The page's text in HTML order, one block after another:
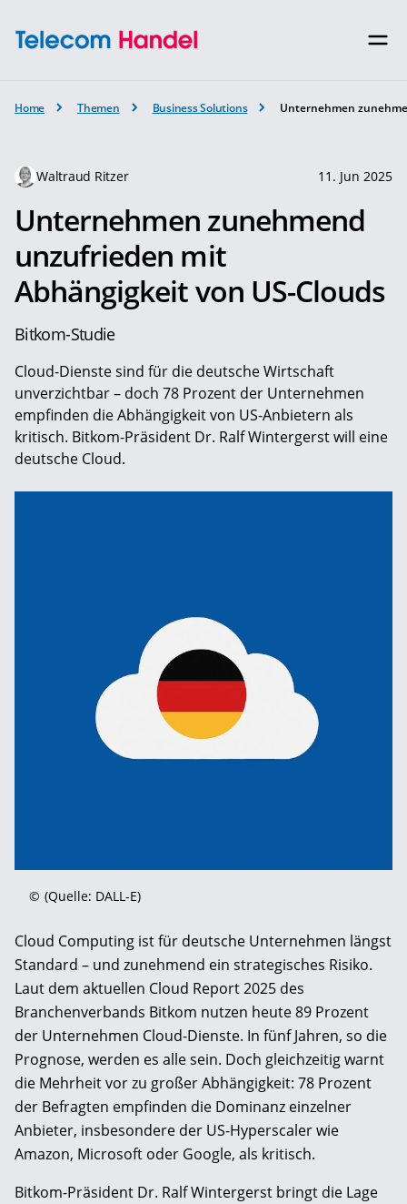
Home Themen Business Solutions Unternehmen
Waltraud Ritzer 11. Jun 2025
Unternehmen zunehmend
unzufrieden mit
Abhängigkeit von US-Clouds
Bitkom-Studie
Cloud-Dienste sind für die deutsche Wirtschaft
unverzichtbar – doch 78 Prozent der Unternehmen
empfinden die Abhängigkeit von US-Anbietern als
kritisch. Bitkom-Präsident Dr. Ralf Wintergerst will eine
deutsche Cloud.
© (Quelle: DALL-E)
Cloud Computing ist für deutsche Unternehmen längst
Standard – und zunehmend ein strategisches Risiko.
Laut dem aktuellen Cloud Report 2025 des
Branchenverbands Bitkom nutzen heute 89 Prozent
der Unternehmen Cloud-Dienste. In fünf Jahren, so die
Prognose, werden es alle sein. Doch gleichzeitig warnt
die Mehrheit vor zu großer Abhängigkeit: 78 Prozent
der Befragten empfinden die Dominanz einzelner
Anbieter, insbesondere der US-Hyperscaler wie
Amazon, Microsoft oder Google, als kritisch.
Bitkom-Präsident Dr. Ralf Wintergerst bringt die Lage